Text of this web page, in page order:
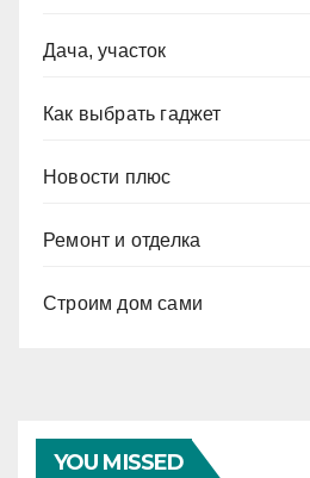
Дача, участок
Как выбрать гаджет
Новости плюс
Ремонт и отделка
Строим дом сами
YOU MISSED